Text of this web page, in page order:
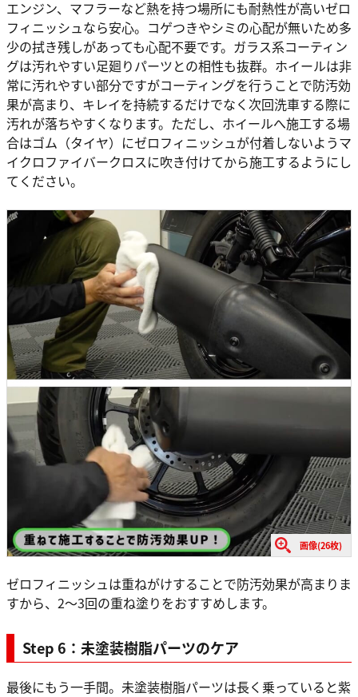
エンジン、マフラーなど熱を持つ場所にも耐熱性が高いゼロ
フィニッシュなら安心。コゲつきやシミの心配が無いため多
少の拭き残しがあっても心配不要です。ガラス系コーティン
グは汚れやすい足廻りパーツとの相性も抜群。ホイールは非
常に汚れやすい部分ですがコーティングを行うことで防汚効
果が高まり、キレイを持続するだけでなく次回洗車する際に
汚れが落ちやすくなります。ただし、ホイールへ施工する場
合はゴム（タイヤ）にゼロフィニッシュが付着しないようマ
イクロファイバークロスに吹き付けてから施工するようにし
てください。
画像(26枚)
ゼロフィニッシュは重ねがけすることで防汚効果が高まりま
すから、2～3回の重ね塗りをおすすめします。
Step 6：未塗装樹脂パーツのケア
最後にもう一手間。未塗装樹脂パーツは長く乗っていると紫